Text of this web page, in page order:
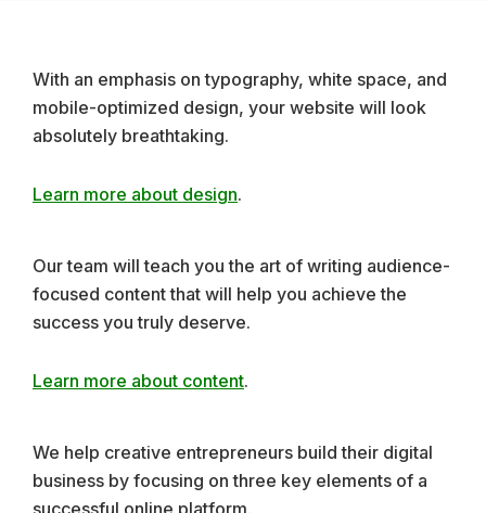
Footer
With an emphasis on typography, white space, and
mobile-optimized design, your website will look
absolutely breathtaking.
Learn more about design.
Our team will teach you the art of writing audience-
focused content that will help you achieve the
success you truly deserve.
Learn more about content.
We help creative entrepreneurs build their digital
business by focusing on three key elements of a
successful online platform.